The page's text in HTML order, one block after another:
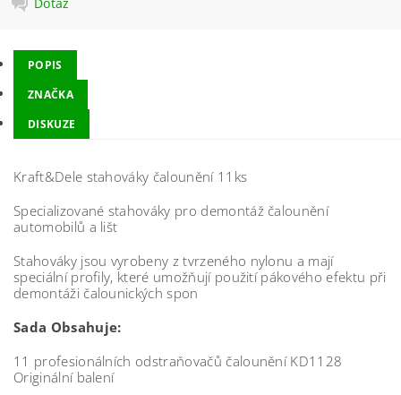
POPIS
ZNAČKA
DISKUZE
Kraft&Dele stahováky čalounění 11ks
Specializované stahováky pro demontáž čalounění
automobilů a lišt
Stahováky jsou vyrobeny z tvrzeného nylonu a mají
speciální profily, které umožňují použití pákového efektu při
demontáži čalounických spon
Sada Obsahuje:
11 profesionálních odstraňovačů čalounění KD1128
Originální balení